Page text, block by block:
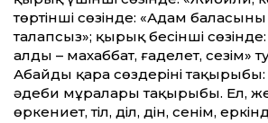
төртінші сөзінде: «Адам
талапсыз»; қырық бесінші
алды – махаббат, ғаделет, сезім»
Абайдың қара сөздерінің
әдеби мұралары тақырыбы. Ел,
өркениет, тіл, діл, дін, сенім,